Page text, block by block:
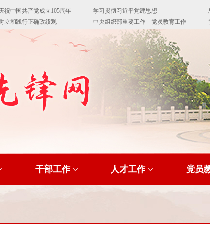
干部工作 人才工作 党员